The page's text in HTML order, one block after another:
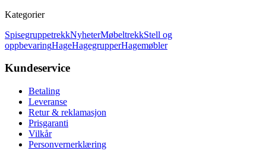
Kategorier
SpisegruppetrekkNyheterMøbeltrekkStell og
oppbevaringHageHagegrupperHagemøbler
Kundeservice
Betaling
Leveranse
Retur & reklamasjon
Prisgaranti
Vilkår
Personvernerklæring